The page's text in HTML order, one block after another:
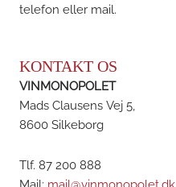
telefon eller mail.
KONTAKT OS
VINMONOPOLET
Mads Clausens Vej 5,
8600 Silkeborg
Tlf. 87 200 888
Mail: mail@vinmonopolet.dk